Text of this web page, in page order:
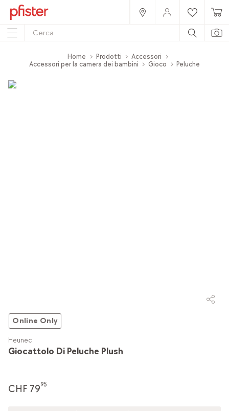
Home Prodotti
Accessori
Accessori per la camera dei bambini
Gioco Peluche
Online Only
Giocattolo Di Peluche Plush
Heunec
CHF 7995